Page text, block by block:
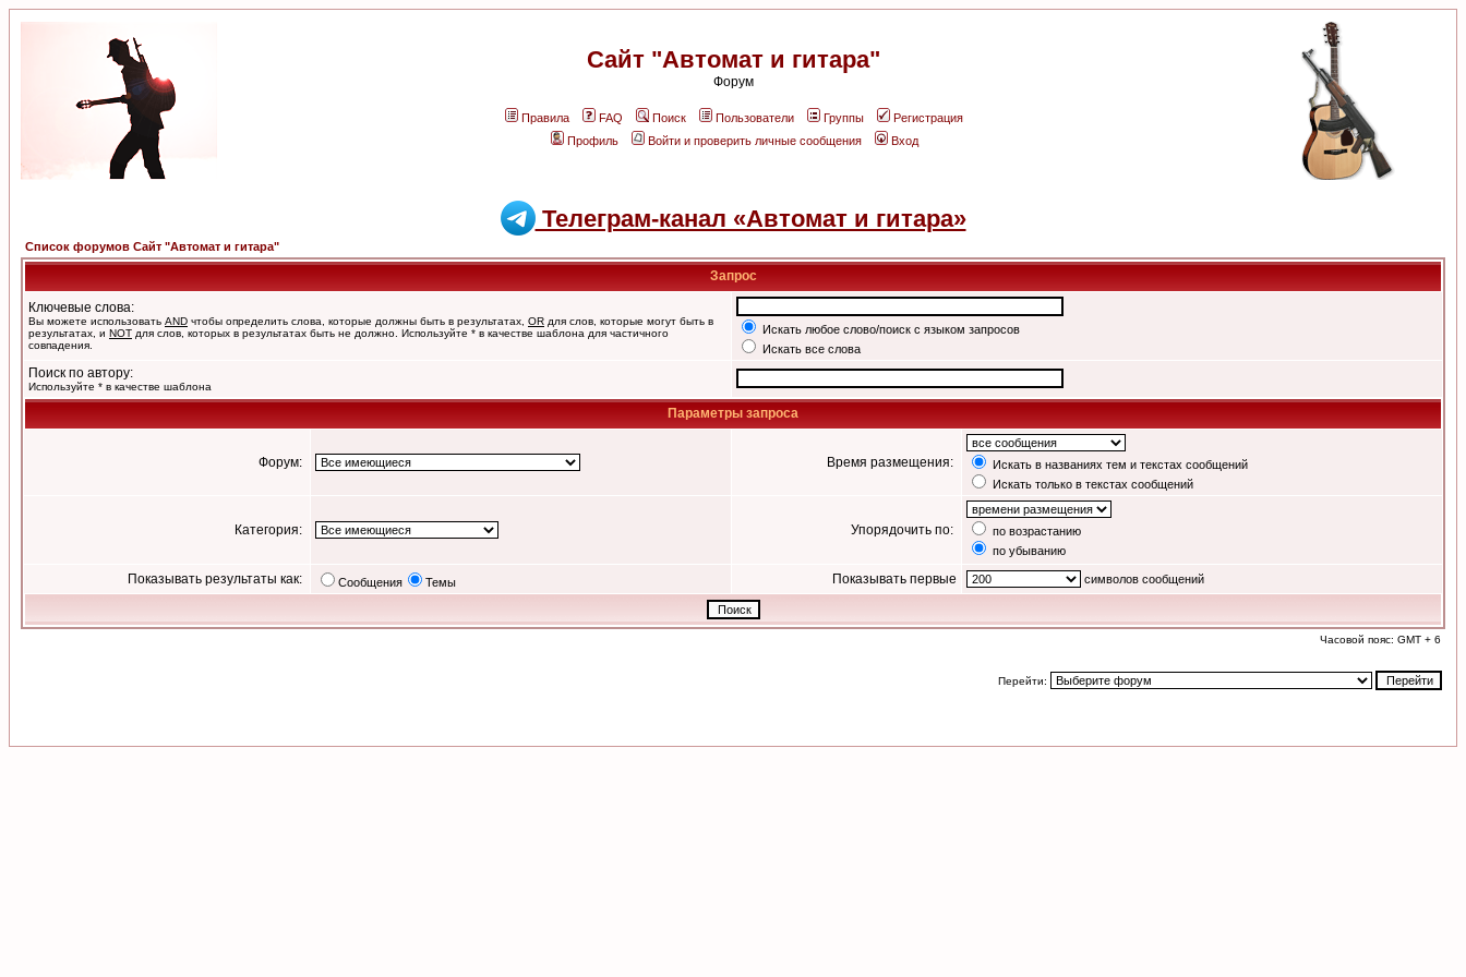
Сайт "Автомат и гитара"
Форум
Правила FAQ Поиск Пользователи Группы
Регистрация
Профиль
Войти и проверить личные сообщения Вход
Телеграм-канал «Автомат и гитара»
Список форумов Сайт "Автомат и гитара"
Запрос
Ключевые слова:
Вы можете использовать AND чтобы определить слова, которые должны быть в результатах, OR для слов, которые могут быть в
результатах, и NOT для слов, которых в результатах быть не должно. Используйте * в качестве шаблона для частичного
совпадения.
Искать любое слово/поиск с языком запросов
Искать все слова
Поиск по автору:
Используйте * в качестве шаблона
Параметры запроса
Форум: Время размещения:
Искать в названиях тем и текстах сообщений
Искать только в текстах сообщений
Категория: Упорядочить по:
по возрастанию
по убыванию
Показывать результаты как: Сообщения Темы Показывать первые символов сообщений
Часовой пояс: GMT + 6
Перейти: